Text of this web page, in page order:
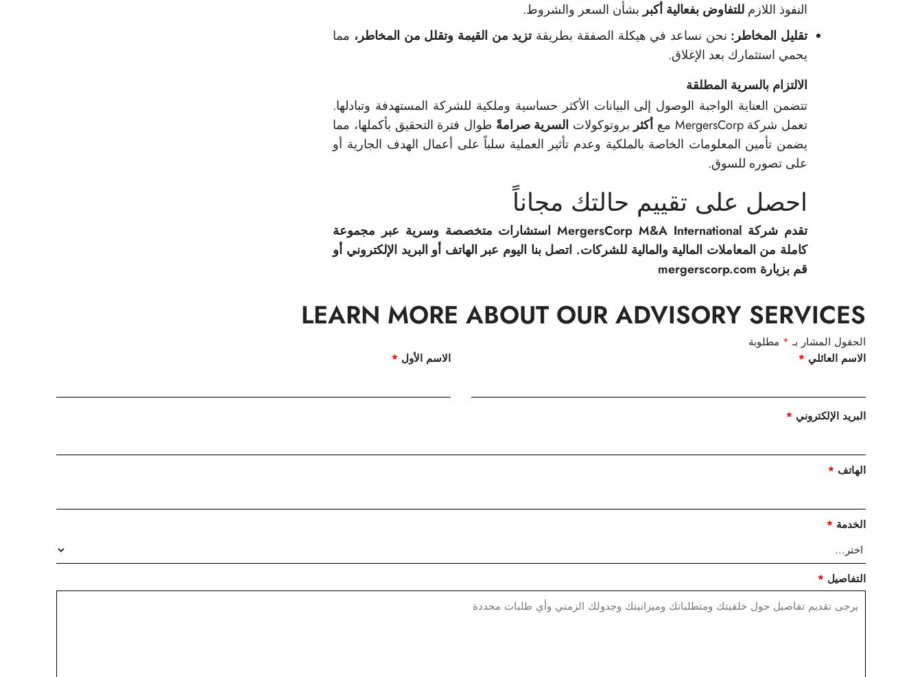
النفوذ اللازم للتفاوض بفعالية أكبر بشأن السعر والشروط.
تقليل المخاطر: نحن نساعد في هيكلة الصفقة بطريقةتزيد من القيمة وتقلل من المخاطر، مما
يحمي استثمارك بعد الإغلاق.
الالتزام بالسرية المطلقة
تتضمن العناية الواجبة الوصول إلى البيانات الأكثر حساسية وملكية للشركة المستهدفة وتبادلها.
تعمل شركة MergersCorp مع
أكثر بروتوكولات السرية صرامةً طوال فترة التحقيق بأكملها، مما
يضمن تأمين المعلومات الخاصة بالملكية وعدم تأثير العملية سلباً على أعمال الهدف الجارية أو
على تصوره للسوق.
احصل على تقييم حالتك مجاناً
تقدم شركة MergersCorp M&A International استشارات متخصصة وسرية عبر مجموعة
كاملة من المعاملات المالية والمالية للشركات. اتصل بنا اليوم عبر الهاتف أو البريد الإلكتروني أو
قم بزيارة mergerscorp.com
LEARN MORE ABOUT OUR ADVISORY SERVICES
الحقول المشار بـ * مطلوبة
الاسم الأول * الاسم العائلي *
البريد الإلكتروني *
الهاتف *
الخدمة *
التفاصيل *